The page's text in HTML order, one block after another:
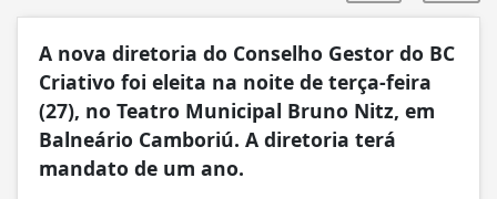
A nova diretoria do Conselho Gestor do BC
Criativo foi eleita na noite de terça-feira
(27), no Teatro Municipal Bruno Nitz, em
Balneário Camboriú. A diretoria terá
mandato de um ano.